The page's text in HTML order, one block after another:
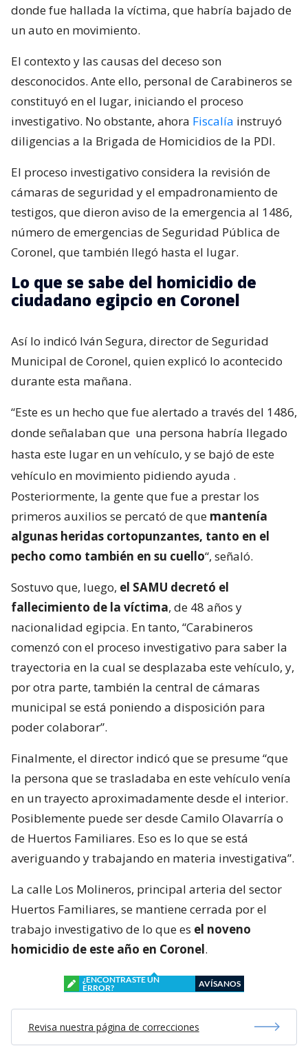
donde fue hallada la víctima, que habría bajado de
un auto en movimiento.
El contexto y las causas del deceso son
desconocidos. Ante ello, personal de Carabineros se
constituyó en el lugar, iniciando el proceso
investigativo. No obstante, ahora Fiscalía instruyó
diligencias a la Brigada de Homicidios de la PDI.
El proceso investigativo considera la revisión de
cámaras de seguridad y el empadronamiento de
testigos, que dieron aviso de la emergencia al 1486,
número de emergencias de Seguridad Pública de
Coronel, que también llegó hasta el lugar.
Lo que se sabe del homicidio de
ciudadano egipcio en Coronel
Así lo indicó Iván Segura, director de Seguridad
Municipal de Coronel, quien explicó lo acontecido
durante esta mañana.
“Este es un hecho que fue alertado a través del 1486,
donde señalaban que una persona habría llegado
hasta este lugar en un vehículo, y se bajó de este
vehículo en movimiento pidiendo ayuda .
Posteriormente, la gente que fue a prestar los
primeros auxilios se percató de que mantenía
algunas heridas cortopunzantes, tanto en el
pecho como también en su cuello“, señaló.
Sostuvo que, luego, el SAMU decretó el
fallecimiento de la víctima, de 48 años y
nacionalidad egipcia. En tanto, “Carabineros
comenzó con el proceso investigativo para saber la
trayectoria en la cual se desplazaba este vehículo, y,
por otra parte, también la central de cámaras
municipal se está poniendo a disposición para
poder colaborar”.
Finalmente, el director indicó que se presume “que
la persona que se trasladaba en este vehículo venía
en un trayecto aproximadamente desde el interior.
Posiblemente puede ser desde Camilo Olavarría o
de Huertos Familiares. Eso es lo que se está
averiguando y trabajando en materia investigativa”.
La calle Los Molineros, principal arteria del sector
Huertos Familiares, se mantiene cerrada por el
trabajo investigativo de lo que es el noveno
homicidio de este año en Coronel.
¿ENCONTRASTE UN
ERROR?
AVÍSANOS
Revisa nuestra página de correcciones